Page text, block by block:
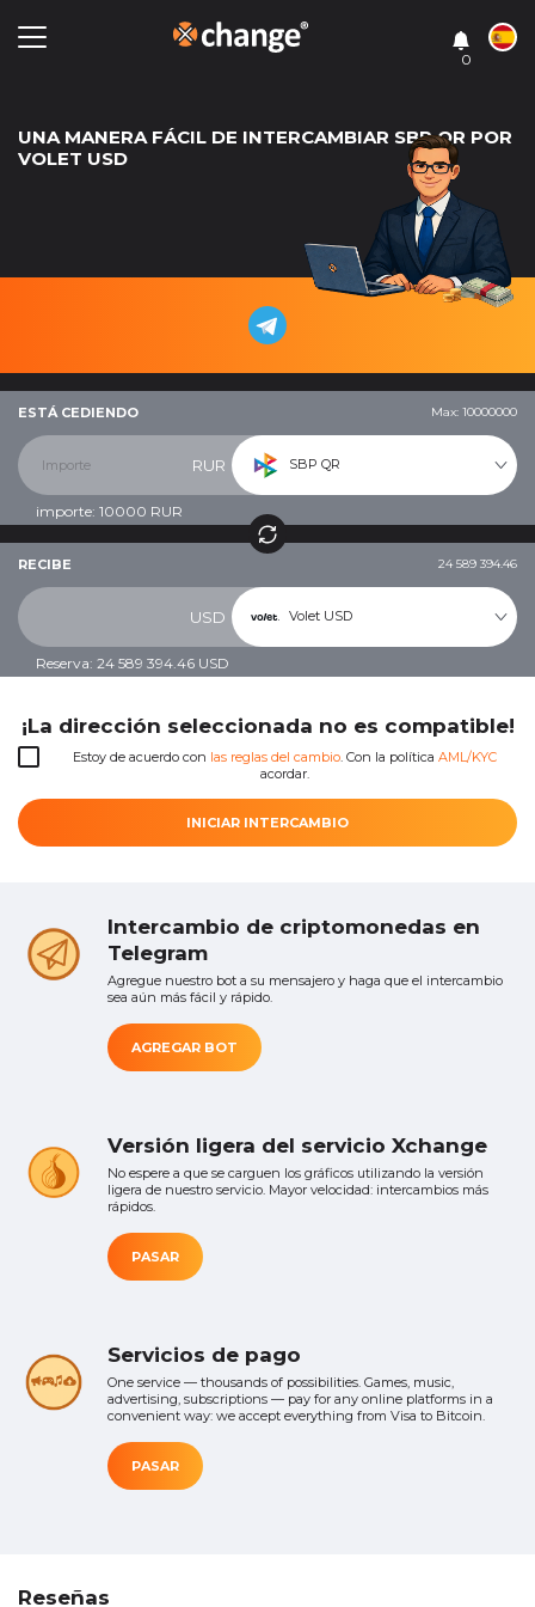
0
UNA MANERA FÁCIL DE INTERCAMBIAR SBP QR POR
VOLET USD
ESTÁ CEDIENDO Max: 10000000
RUR SBP QR
importe: 10000 RUR
RECIBE 24 589 394.46
USD Volet USD
Reserva: 24 589 394.46 USD
¡La dirección seleccionada no es compatible!
Estoy de acuerdo con las reglas del cambio. Con la política AML/KYC
acordar.
INICIAR INTERCAMBIO
Intercambio de criptomonedas en
Telegram
Agregue nuestro bot a su mensajero y haga que el intercambio
sea aún más fácil y rápido.
AGREGAR BOT
Versión ligera del servicio Xchange
No espere a que se carguen los gráficos utilizando la versión
ligera de nuestro servicio. Mayor velocidad: intercambios más
rápidos.
PASAR
Servicios de pago
One service — thousands of possibilities. Games, music,
advertising, subscriptions — pay for any online platforms in a
convenient way: we accept everything from Visa to Bitcoin.
PASAR
Reseñas